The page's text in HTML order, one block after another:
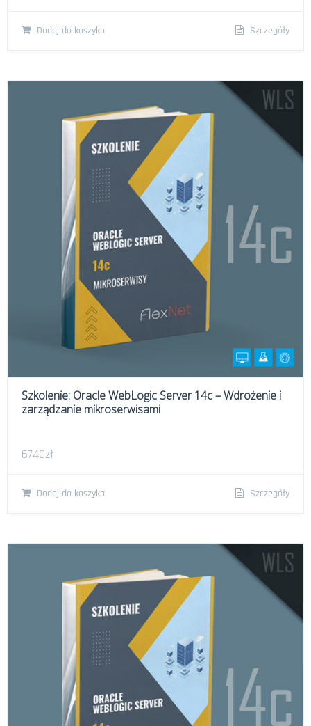
Dodaj do koszyka Szczegóły
Szkolenie: Oracle WebLogic Server 14c – Wdrożenie i
zarządzanie mikroserwisami
6740zł
Dodaj do koszyka Szczegóły